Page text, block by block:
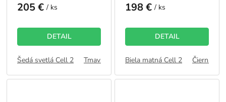
z
5
hviezdičiek.
205 € / ks
DETAIL
Šedá svetlá Cell 2 Tmavá Olivová Cell 2 Kašmír Cell 2
z
5
hviezdičiek.
198 € / ks
DETAIL
Biela matná Cell 2 Čierna